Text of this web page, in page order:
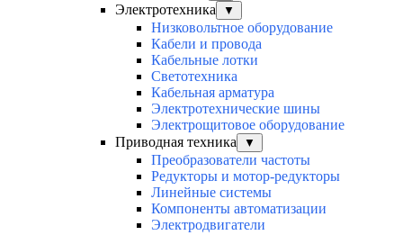
Электротехника ▼
Низковольтное оборудование
Кабели и провода
Кабельные лотки
Светотехника
Кабельная арматура
Электротехнические шины
Электрощитовое оборудование
Приводная техника
▼
Преобразователи частоты
Редукторы и мотор-редукторы
Линейные системы
Компоненты автоматизации
Электродвигатели